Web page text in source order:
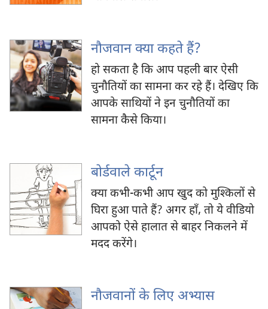
नौजवान क्या कहते हैं?
हो सकता है कि आप पहली बार ऐसी
चुनौतियों का सामना कर रहे हैं। देखिए कि
आपके साथियों ने इन चुनौतियों का
सामना कैसे किया।
बोर्डवाले कार्टून
क्या कभी-कभी आप खुद को मुश्‍किलों से
घिरा हुआ पाते हैं? अगर हाँ, तो ये वीडियो
आपको ऐसे हालात से बाहर निकलने में
मदद करेंगे।
नौजवानों के लिए अभ्यास